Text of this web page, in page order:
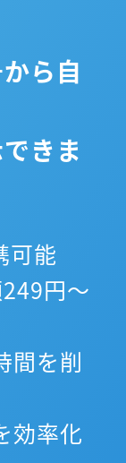
ら自
きま
可能
円～
間を削
効率化